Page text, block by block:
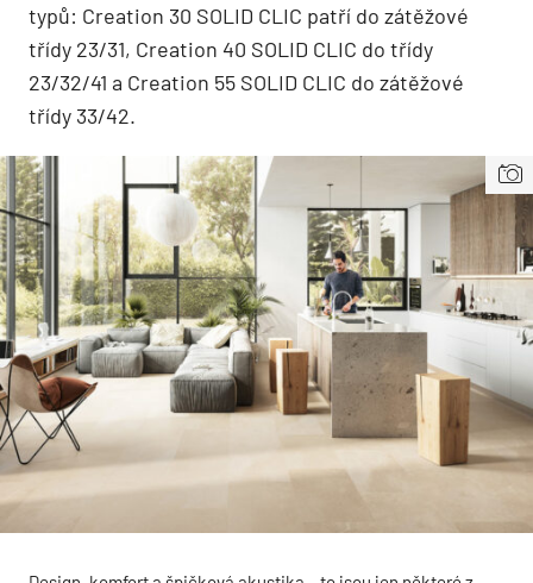
typů: Creation 30 SOLID CLIC patří do zátěžové
třídy 23/31, Creation 40 SOLID CLIC do třídy
23/32/41 a Creation 55 SOLID CLIC do zátěžové
třídy 33/42.